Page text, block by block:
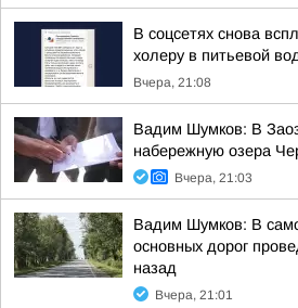
В соцсетях снова
холеру в питьевой
Вчера, 21:08
Вадим Шумков: В
набережную озера
Вчера, 21:03
Вадим Шумков: В
основных дорог
назад
Вчера, 21:01